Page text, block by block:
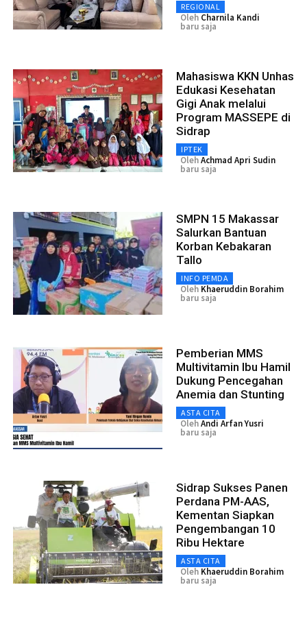
REGIONAL
Oleh Charnila Kandi
baru saja
Mahasiswa KKN Unhas
Edukasi Kesehatan
Gigi Anak melalui
Program MASSEPE di
Sidrap
IPTEK
OlehAchmad Apri Sudin
baru saja
SMPN 15 Makassar
Salurkan Bantuan
Korban Kebakaran
Tallo
INFO PEMDA
Oleh Khaeruddin Borahim
baru saja
Pemberian MMS
Multivitamin Ibu Hamil
Dukung Pencegahan
Anemia dan Stunting
ASTA CITA
OlehAndi Arfan Yusri
baru saja
Sidrap Sukses Panen
Perdana PM-AAS,
Kementan Siapkan
Pengembangan 10
Ribu Hektare
ASTA CITA
Oleh Khaeruddin Borahim
baru saja